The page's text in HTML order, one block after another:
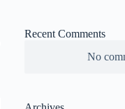
Recent Comments
No